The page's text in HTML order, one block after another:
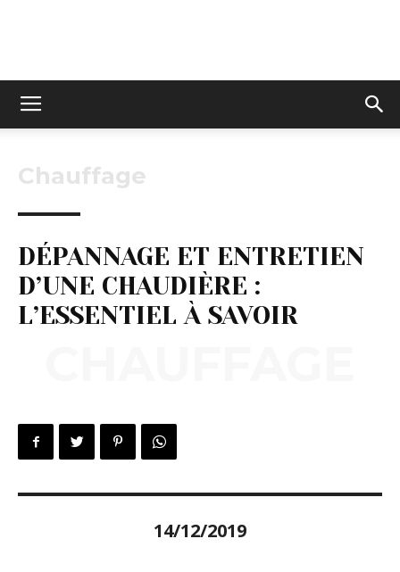
Keltravo
Chauffage
DÉPANNAGE ET ENTRETIEN
D’UNE CHAUDIÈRE :
L’ESSENTIEL À SAVOIR
14/12/2019